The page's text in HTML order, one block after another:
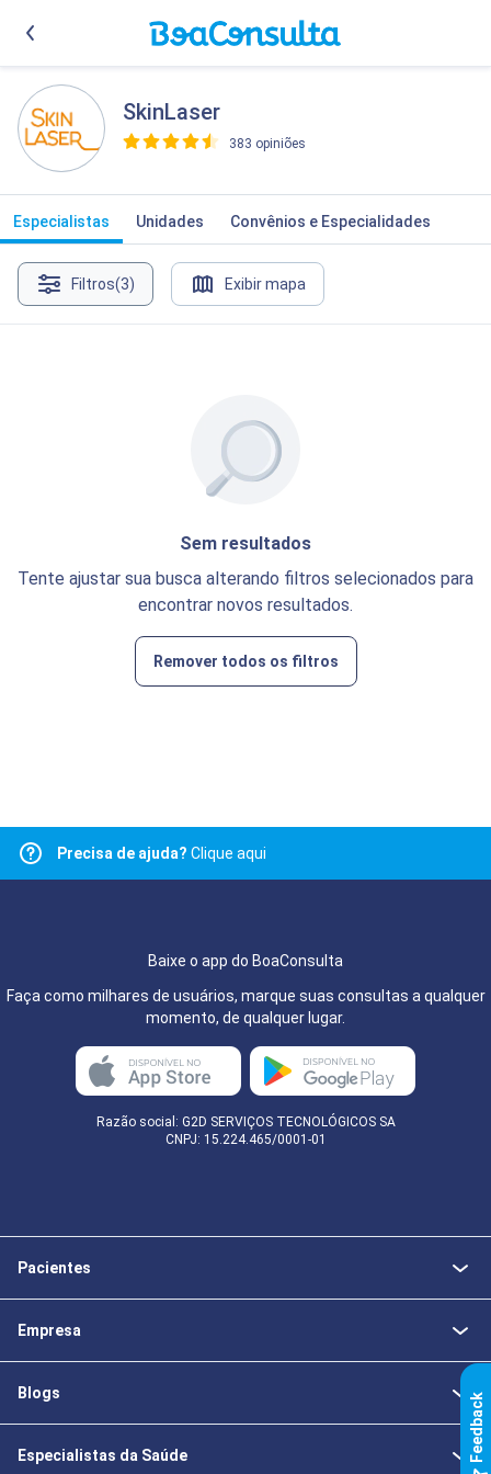
SkinLaser
383 opiniões
Especialistas Unidades Convênios e Especialidades
Filtros(3) Exibir mapa
Sem resultados
Tente ajustar sua busca alterando filtros selecionados para
encontrar novos resultados.
Remover todos os filtros
Precisa de ajuda? Clique aqui
Baixe o app do BoaConsulta
Faça como milhares de usuários, marque suas consultas a qualquer
momento, de qualquer lugar.
Razão social: G2D SERVIÇOS TECNOLÓGICOS SA
CNPJ: 15.224.465/0001-01
Pacientes
Empresa
Blogs
Especialistas da Saúde k